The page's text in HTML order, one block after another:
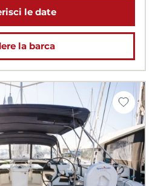
le date
la barca